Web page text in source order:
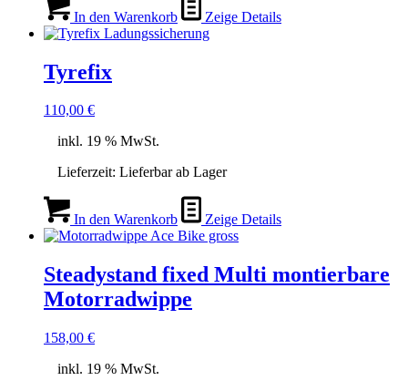
In den Warenkorb Zeige Details
Tyrefix
110,00 €
inkl. 19 % MwSt.
Lieferzeit: Lieferbar ab Lager
In den Warenkorb Zeige Details
Steadystand fixed Multi montierbare
Motorradwippe
158,00 €
inkl. 19 % MwSt.